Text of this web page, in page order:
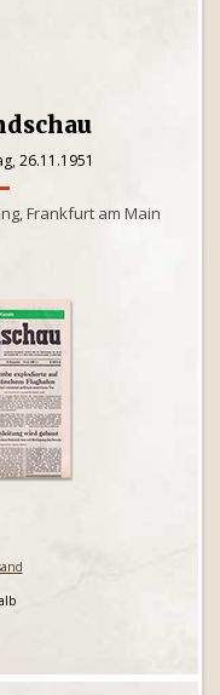
26.11.1951
Frankfurt am Main